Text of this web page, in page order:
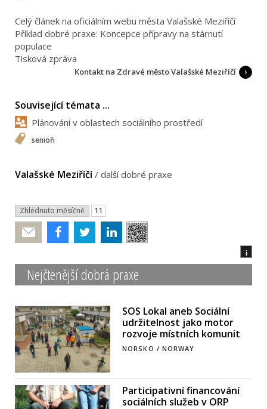
Celý článek na oficiálním webu města Valašské Meziříčí
Příklad dobré praxe: Koncepce přípravy na stárnutí
populace
Tisková zpráva
Kontakt na Zdravé město Valašské Meziříčí
Související témata ...
Plánování v oblastech sociálního prostředí
senioři
Valašské Meziříčí/ další dobré praxe
Zhlédnuto měsíčně 11
Poslat
i
Nejčtenější dobrá praxe
SOS Lokal aneb Sociální
udržitelnost jako motor
rozvoje místních komunit
NORSKO / NORWAY
Participativní financování
sociálních služeb v ORP